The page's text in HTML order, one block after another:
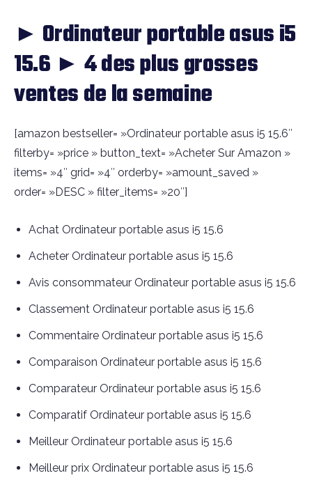
► Ordinateur portable asus i5
15.6 ► 4 des plus grosses
ventes de la semaine
[amazon bestseller= »Ordinateur portable asus i5 15.6″
filterby= »price » button_text= »Acheter Sur Amazon »
items= »4″ grid= »4″ orderby= »amount_saved »
order= »DESC » filter_items= »20″]
Achat Ordinateur portable asus i5 15.6
Acheter Ordinateur portable asus i5 15.6
Avis consommateur Ordinateur portable asus i5 15.6
Classement Ordinateur portable asus i5 15.6
Commentaire Ordinateur portable asus i5 15.6
Comparaison Ordinateur portable asus i5 15.6
Comparateur Ordinateur portable asus i5 15.6
Comparatif Ordinateur portable asus i5 15.6
Meilleur Ordinateur portable asus i5 15.6
Meilleur prix Ordinateur portable asus i5 15.6